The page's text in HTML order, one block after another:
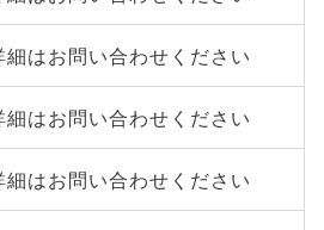
細はお問い合わせください
細はお問い合わせください
細はお問い合わせください